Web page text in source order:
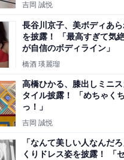
吉岡 誠悦
長谷川京子、美ボディあ
を披露！ 「最高すぎて気
が自信のボディライン」
橋酒 瑛麗瑠
高橋ひかる、膝出しミニ
タイル披露！ 「めちゃく
っ！」
吉岡 誠悦
「なんて美しい人なんだ
くりドレス姿を披露！ 「